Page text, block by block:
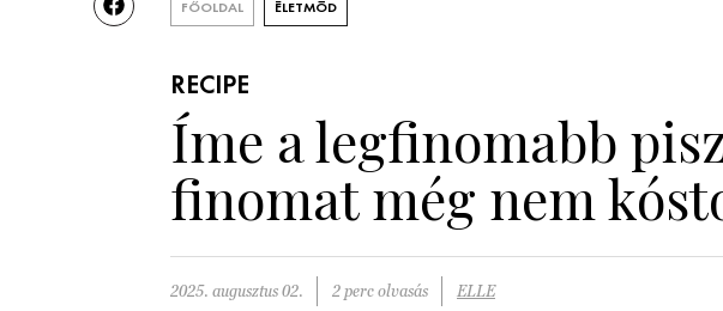
FŐOLDAL ÉLETMÓD
RECIPE
Íme a legfinomabb
finomat még nem
2025. augusztus 02. 2 perc olvasás ELLE